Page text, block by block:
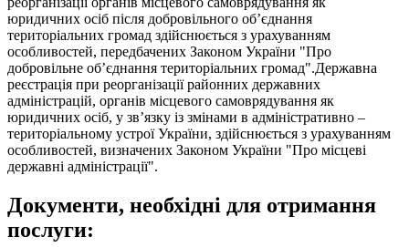
юридичних осіб після добровільного об’єднання
територіальних громад здійснюється з урахуванням
особливостей, передбачених Законом України "Про
добровільне об’єднання територіальних громад".Державна
реєстрація при реорганізації районних державних
адміністрацій, органів місцевого самоврядування як
юридичних осіб, у зв’язку із змінами в адміністративно –
територіальному устрої України, здійснюється з урахуванням
особливостей, визначених Законом України "Про місцеві
державні адміністрації".
Документи, необхідні для отримання
послуги: